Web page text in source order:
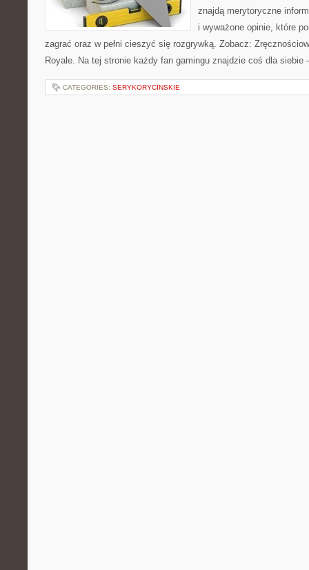
znajdą merytoryczne
i wyważone opinie, które
zagrać oraz w pełni cieszyć się rozgrywką. Zobacz:
Royale. Na tej stronie każdy fan gamingu znajdzie coś dla
CATEGORIES: SERYKORYCINSKIE